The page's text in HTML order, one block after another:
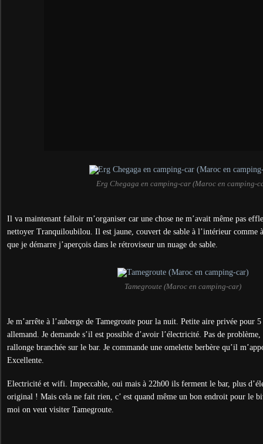
Erg Chegaga en camping-car (Maroc en camping-
Il va maintenant falloir m’organiser car une chose ne m’avait même pas
nettoyer Tranquiloubilou. Il est jaune, couvert de sable à l’intérieur comme
que je démarre j’aperçois dans le rétroviseur un nuage de sable.
Tamegroute (Maroc en camping-car)
Je m’arrête à l’auberge de Tamegroute pour la nuit. Petite aire privée pour
allemand. Je demande s’il est possible d’avoir l’électricité. Pas de
rallonge branchée sur le bar. Je commande une omelette berbère qu’il
Excellente.
Electricité et wifi. Impeccable, oui mais à 22h00 ils ferment le bar, plus
original ! Mais cela ne fait rien, c’ est quand même un bon endroit pour le
moi on veut visiter Tamegroute.